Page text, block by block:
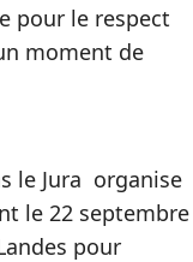
pour le respect
moment de
le Jura organise
le 22 septembre
pour